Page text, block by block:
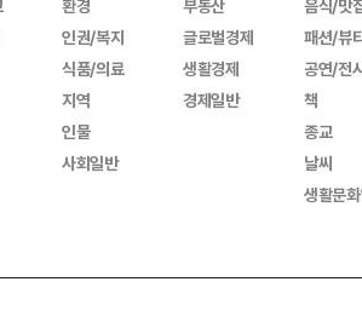
환경
인권/복지
식품/의료
지역
인물
사회일반
부동산
글로벌경제
생활경제
경제일반
음식/맛
패션/뷰
공연/전
책
종교
날씨
생활문